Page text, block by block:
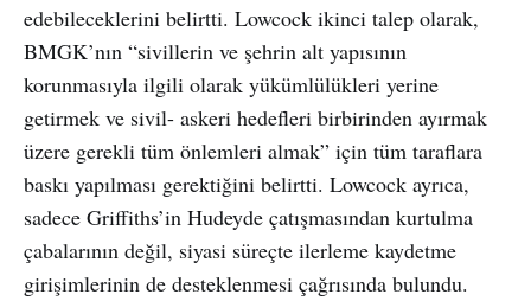
edebileceklerini belirtti. Lowcock ikinci talep olarak,
BMGK’nın “sivillerin ve şehrin alt yapısının
korunmasıyla ilgili olarak yükümlülükleri yerine
getirmek ve sivil- askeri hedefleri birbirinden ayırmak
üzere gerekli tüm önlemleri almak” için tüm taraflara
baskı yapılması gerektiğini belirtti. Lowcock ayrıca,
sadece Griffiths’in Hudeyde çatışmasından kurtulma
çabalarının değil, siyasi süreçte ilerleme kaydetme
girişimlerinin de desteklenmesi çağrısında bulundu.